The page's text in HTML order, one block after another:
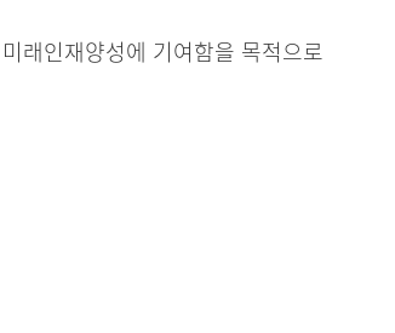
래인재양성에 기여함을 목적으로